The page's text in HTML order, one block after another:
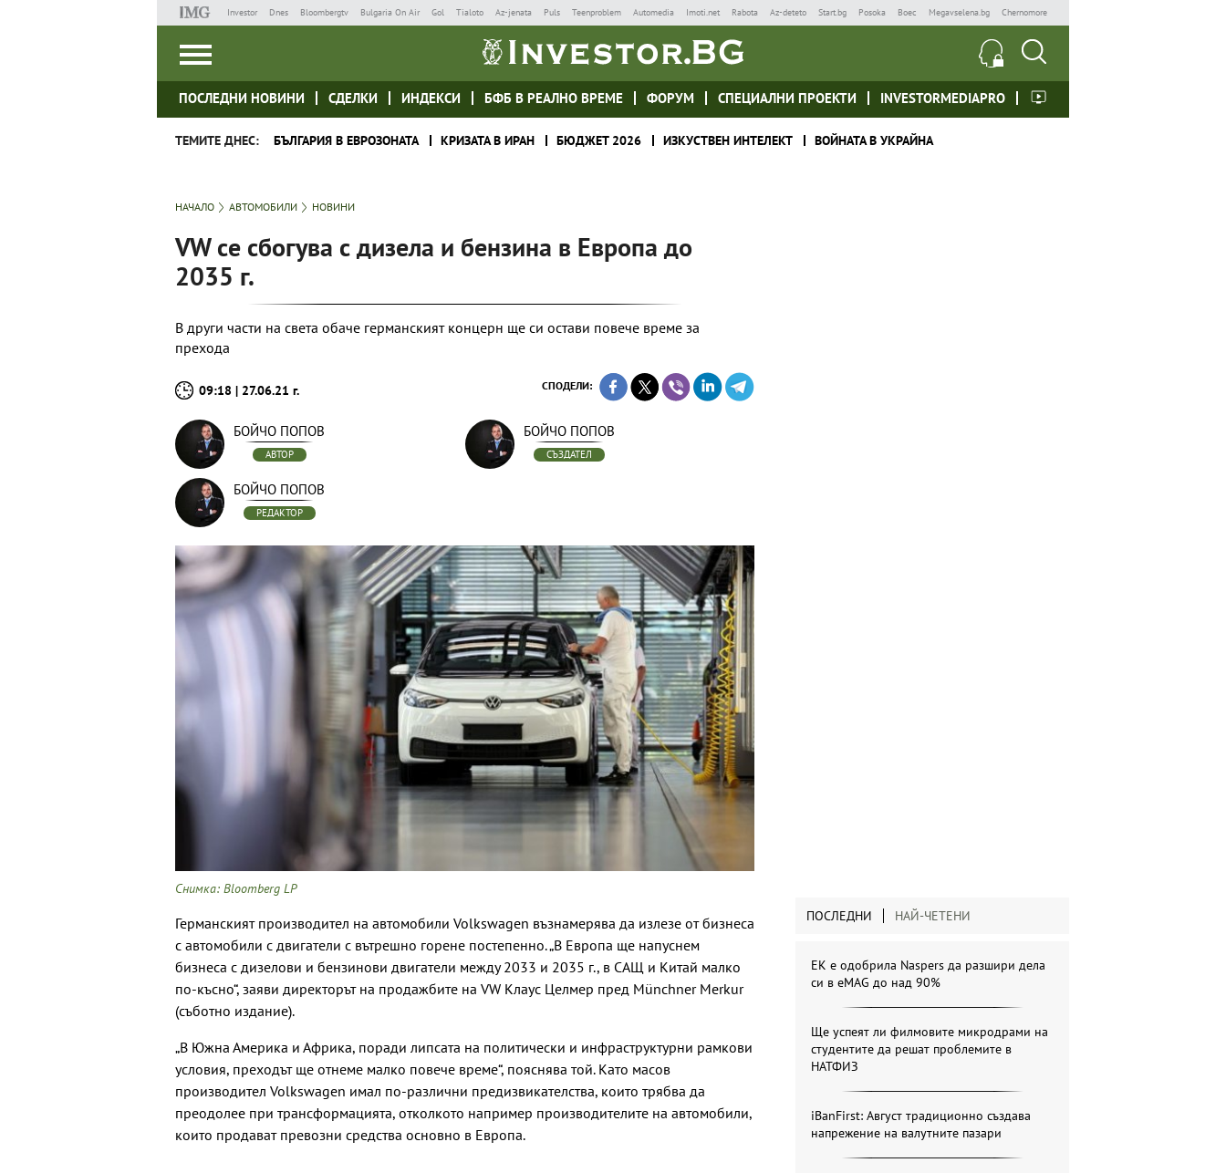
Investor Dnes Bloombergtv Bulgaria On Air Gol Tialoto Az-jenata Puls Teenproblem Automedia Imoti.net Rabota Az-deteto Start.bg Posoka Boec Megavselena.bg Chernomore
ПОСЛЕДНИ НОВИНИ СДЕЛКИ ИНДЕКСИ БФБ В РЕАЛНО ВРЕМЕ ФОРУМ СПЕЦИАЛНИ ПРОЕКТИ INVESTORMEDIAPRO
ТЕМИТЕ ДНЕС: БЪЛГАРИЯ В ЕВРОЗОНАТА КРИЗАТА В ИРАН БЮДЖЕТ 2026 ИЗКУСТВЕН ИНТЕЛЕКТ ВОЙНАТА В УКРАЙНА
НАЧАЛО АВТОМОБИЛИ НОВИНИ
VW се сбогува с дизела и бензина в Европа до
2035 г.
В други части на света обаче германският концерн ще си остави повече време за
прехода
09:18 | 27.06.21 г. СПОДЕЛИ:
БОЙЧО ПОПОВ
АВТОР
БОЙЧО ПОПОВ
СЪЗДАТЕЛ
БОЙЧО ПОПОВ
РЕДАКТОР
Снимка: Bloomberg LP
Германският производител на автомобили Volkswagen възнамерява да излезе от бизнеса
с автомобили с двигатели с вътрешно горене постепенно. „В Европа ще напуснем
бизнеса с дизелови и бензинови двигатели между 2033 и 2035 г., в САЩ и Китай малко
по-късно“, заяви директорът на продажбите на VW Клаус Целмер пред Münchner Merkur
(съботно издание).
„В Южна Америка и Африка, поради липсата на политически и инфраструктурни рамкови
условия, преходът ще отнеме малко повече време“, пояснява той. Като масов
производител Volkswagen имал по-различни предизвикателства, които трябва да
преодолее при трансформацията, отколкото например производителите на автомобили,
които продават превозни средства основно в Европа.
ПОСЛЕДНИ НАЙ-ЧЕТЕНИ
ЕК е одобрила Naspers да разшири дела
си в eMAG до над 90%
Ще успеят ли филмовите микродрами на
студентите да решат проблемите в
НАТФИЗ
iBanFirst: Август традиционно създава
напрежение на валутните пазари